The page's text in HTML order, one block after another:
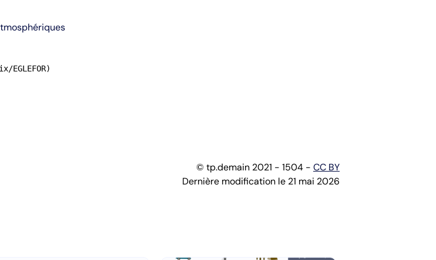
© tp.demain 2021 - 1504 - CC BY
Dernière modification le 21 mai 2026